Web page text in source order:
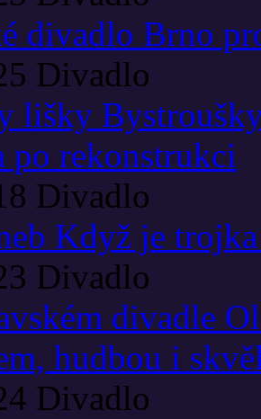
divadlo Brno
Divadlo
lišky
po rekonstrukci
Divadlo
Když je
Divadlo
divadle
hudbou i
Divadlo